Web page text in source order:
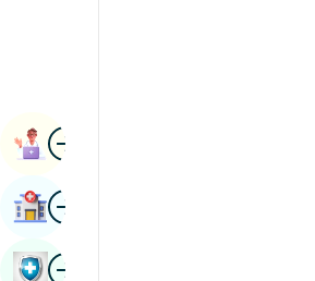
ImagineRezervarea Numirii
ImagineGăsește Spital
ImagineRezervați Un Control De Sănătate